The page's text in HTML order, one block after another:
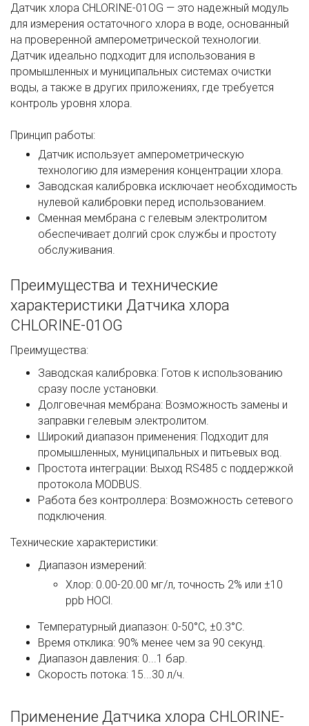
Датчик хлора CHLORINE-01OG — это надежный модуль
для измерения остаточного хлора в воде, основанный
на проверенной амперометрической технологии.
Датчик идеально подходит для использования в
промышленных и муниципальных системах очистки
воды, а также в других приложениях, где требуется
контроль уровня хлора.
Принцип работы:
Датчик использует амперометрическую
технологию для измерения концентрации хлора.
Заводская калибровка исключает необходимость
нулевой калибровки перед использованием.
Сменная мембрана с гелевым электролитом
обеспечивает долгий срок службы и простоту
обслуживания.
Преимущества и технические
характеристики Датчика хлора
CHLORINE-01OG
Преимущества:
Заводская калибровка: Готов к использованию
сразу после установки.
Долговечная мембрана: Возможность замены и
заправки гелевым электролитом.
Широкий диапазон применения: Подходит для
промышленных, муниципальных и питьевых вод.
Простота интеграции: Выход RS485 с поддержкой
протокола MODBUS.
Работа без контроллера: Возможность сетевого
подключения.
Технические характеристики:
Диапазон измерений:
Хлор: 0.00-20.00 мг/л, точность 2% или ±10
ppb HOCl.
Температурный диапазон: 0-50°C, ±0.3°C.
Время отклика: 90% менее чем за 90 секунд.
Диапазон давления: 0...1 бар.
Скорость потока: 15...30 л/ч.
Применение Датчика хлора CHLORINE-